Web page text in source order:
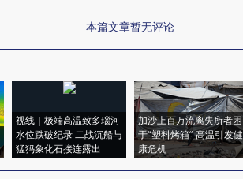
本篇文章暂无评论
视线｜极端高温致多瑙河
水位跌破纪录 二战沉船与
猛犸象化石接连露出
加沙上百万流离失所者困
于“塑料烤箱” 高温引发健
康危机